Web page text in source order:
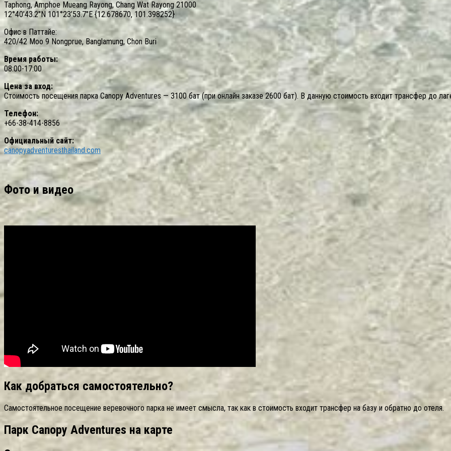
Taphong, Amphoe Mueang Rayong, Chang Wat Rayong 21000
12°40’43.2″N 101°23’53.7″E {12.678670, 101.398252}
Офис в Паттайе:
420/42 Moo 9 Nongprue, Banglamung, Chon Buri
Время работы:
08:00-17:00
Цена за вход:
Стоимость посещения парка Canopy Adventures — 3100 бат (при онлайн заказе 2600 бат). В данную стоимость входит трансфер до
Телефон:
+66-38-414-8856
Официальный сайт:
canopyadventuresthailand.com
Фото и видео
Как добраться самостоятельно?
Самостоятельное посещение веревочного парка не имеет смысла, так как в стоимость входит трансфер на базу и обратно до отеля.
Парк Canopy Adventures на карте